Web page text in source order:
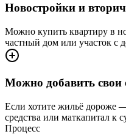
Новостройки и
Можно купить квартиру в
частный дом или участок с
Можно добавить свои
Если хотите жильё дороже
средства или маткапитал к
Процесс